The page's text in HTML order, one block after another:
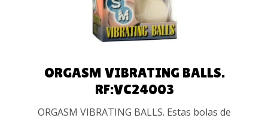
ORGASM VIBRATING BALLS.
RF:VC24003
ORGASM VIBRATING BALLS. Estas bolas de